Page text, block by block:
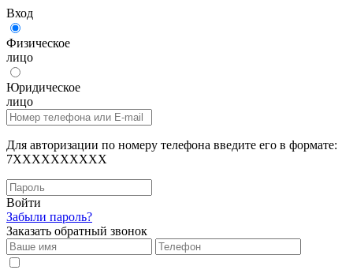
Вход
Физическое
лицо
Юридическое
лицо
Для авторизации по номеру телефона введите его в формате:
7XXXXXXXXXX
Войти
Забыли пароль?
Заказать обратный звонок